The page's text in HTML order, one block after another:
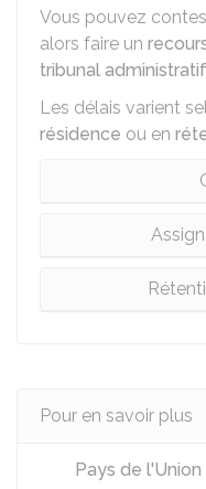
Vous pouvez
alors faire un
tribunal administratif
Les délais varient
résidence ou en
Pour en savoir plus
Pays de